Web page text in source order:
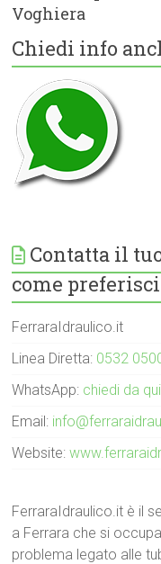
Voghiera
Chiedi info
Contatta il
come
FerraraIdraulico.it
Linea Diretta: 0532
WhatsApp: chiedi da qui
Email:
Website:
FerraraIdraulico.it è il
a Ferrara che si
problema legato alle